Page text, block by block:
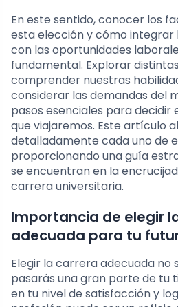
En este sentido, conocer los
esta elección y cómo integrar
con las oportunidades
fundamental. Explorar
comprender nuestras
considerar las demandas del
pasos esenciales para decidir
que viajaremos. Este artículo
detalladamente cada uno de
proporcionando una guía
se encuentran en la
carrera universitaria.
Importancia de elegir
adecuada para tu
Elegir la carrera adecuada no
pasarás una gran parte de tu
en tu nivel de satisfacción y